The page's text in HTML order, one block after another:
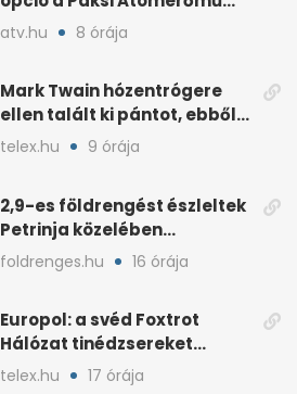
teljes leállítása
atv.hu 8 órája
Mark Twain hózentrógere
ellen talált ki pántot, ebből
lett a melltartóé
telex.hu 9 órája
2,9-es földrengést észleltek
Petrinja közelében
augusztus 9-én este
foldrenges.hu 16 órája
Europol: a svéd Foxtrot
Hálózat tinédzsereket
szervez be leszámolásokra
telex.hu 17 órája